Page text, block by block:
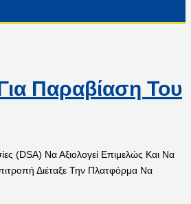
Παραβίαση Του
(DSA) Να Αξιολογεί Επιμελώς Και Να
Διέταξε Την Πλατφόρμα Να